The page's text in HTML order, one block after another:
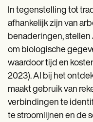
In tegenstelling tot
afhankelijk zijn van
benaderingen, stellen
om biologische
waardoor tijd en
2023). AI bij het
maakt gebruik van
verbindingen te
te stroomlijnen en de